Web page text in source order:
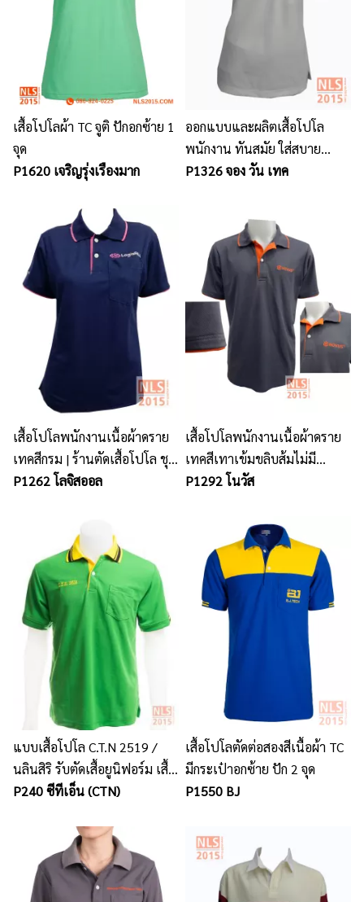
เสื้อโปโลผ้า TC จูติ ปักอกซ้าย 1
จุด
P1620 เจริญรุ่งเรืองมาก
ออกแบบและผลิตเสื้อโปโล
พนักงาน ทันสมัย ใส่สบาย
เหมาะกับองค์กร
P1326 จอง วัน เทค
เสื้อโปโลพนักงานเนื้อผ้าดราย
เทคสีกรม | ร้านตัดเสื้อโปโล ชุด
พนักงาน
P1262 โลจิสออล
เสื้อโปโลพนักงานเนื้อผ้าดราย
เทคสีเทาเข้มขลิบส้มไม่มี
กระเป๋าปักอกซ้าย
P1292 โนวัส
แบบเสื้อโปโล C.T.N 2519 /
นลินสิริ รับตัดเสื้อยูนิฟอร์ม เสื้อ
โปโล พร้อมปักโลโก้
P240 ซีทีเอ็น (CTN)
เสื้อโปโลตัดต่อสองสีเนื้อผ้า TC
มีกระเป๋าอกซ้าย ปัก 2 จุด
P1550 BJ